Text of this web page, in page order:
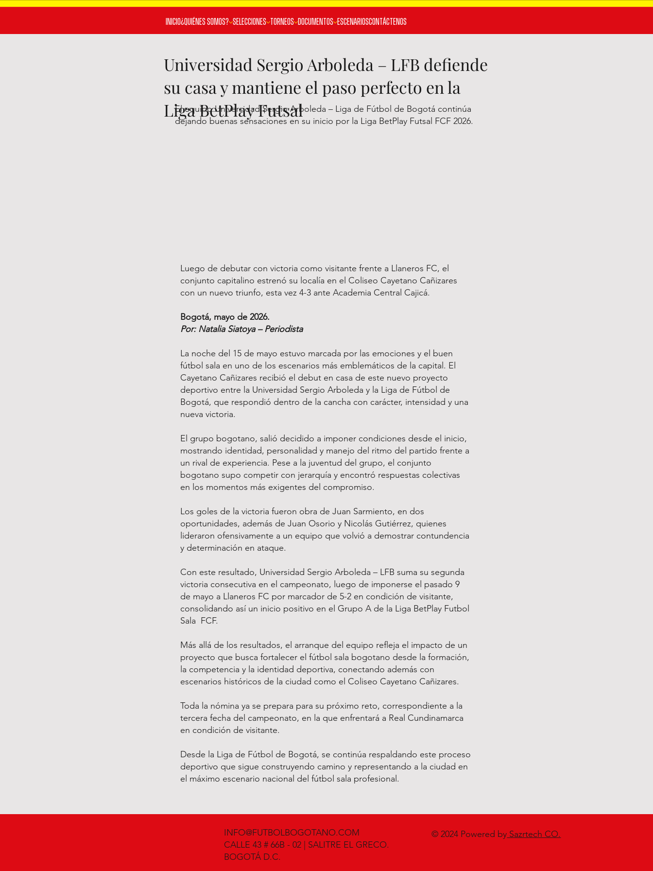
INICIO¿QUIÉNES SOMOS? SELECCIONES TORNEOS DOCUMENTOS ESCENARIOSContáctenos
Universidad Sergio Arboleda – LFB defiende
su casa y mantiene el paso perfecto en la
Liga BetPlay Futsal
El equipo Universidad Sergio Arboleda – Liga de Fútbol de Bogotá continúa
dejando buenas sensaciones en su inicio por la Liga BetPlay Futsal FCF 2026.
Luego de debutar con victoria como visitante frente a Llaneros FC, el
conjunto capitalino estrenó su localía en el Coliseo Cayetano Cañizares
con un nuevo triunfo, esta vez 4-3 ante Academia Central Cajicá.
Bogotá, mayo de 2026.
Por: Natalia Siatoya – Periodista
La noche del 15 de mayo estuvo marcada por las emociones y el buen
fútbol sala en uno de los escenarios más emblemáticos de la capital. El
Cayetano Cañizares recibió el debut en casa de este nuevo proyecto
deportivo entre la Universidad Sergio Arboleda y la Liga de Fútbol de
Bogotá, que respondió dentro de la cancha con carácter, intensidad y una
nueva victoria.
El grupo bogotano, salió decidido a imponer condiciones desde el inicio,
mostrando identidad, personalidad y manejo del ritmo del partido frente a
un rival de experiencia. Pese a la juventud del grupo, el conjunto
bogotano supo competir con jerarquía y encontró respuestas colectivas
en los momentos más exigentes del compromiso.
Los goles de la victoria fueron obra de Juan Sarmiento, en dos
oportunidades, además de Juan Osorio y Nicolás Gutiérrez, quienes
lideraron ofensivamente a un equipo que volvió a demostrar contundencia
y determinación en ataque.
Con este resultado, Universidad Sergio Arboleda – LFB suma su segunda
victoria consecutiva en el campeonato, luego de imponerse el pasado 9
de mayo a Llaneros FC por marcador de 5-2 en condición de visitante,
consolidando así un inicio positivo en el Grupo A de la Liga BetPlay Futbol
Sala FCF.
Más allá de los resultados, el arranque del equipo refleja el impacto de un
proyecto que busca fortalecer el fútbol sala bogotano desde la formación,
la competencia y la identidad deportiva, conectando además con
escenarios históricos de la ciudad como el Coliseo Cayetano Cañizares.
Toda la nómina ya se prepara para su próximo reto, correspondiente a la
tercera fecha del campeonato, en la que enfrentará a Real Cundinamarca
en condición de visitante.
Desde la Liga de Fútbol de Bogotá, se continúa respaldando este proceso
deportivo que sigue construyendo camino y representando a la ciudad en
el máximo escenario nacional del fútbol sala profesional.
INFO@FUTBOLBOGOTANO.COM
CALLE 43 # 66B - 02 | SALITRE EL GRECO.
BOGOTÁ D.C.
© 2024 Powered by Sazrtech CO.